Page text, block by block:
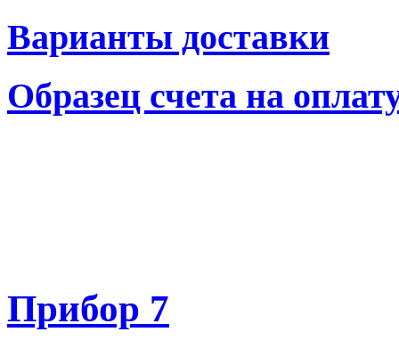
Варианты доставки
Образец счета на
Прибор 7